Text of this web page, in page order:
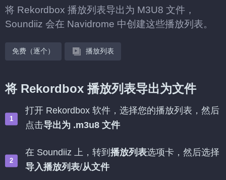
将 Rekordbox 播放列表导出为 M3U8 文件，
Soundiiz 会在 Navidrome 中创建这些播放列表。
免费（逐个） 播放列表
将 Rekordbox 播放列表导出为文件
打开 Rekordbox 软件，选择您的播放列表，然后
点击导出为 .m3u8 文件
在 Soundiiz 上，转到 播放列表选项卡，然后选择
导入播放列表/从文件